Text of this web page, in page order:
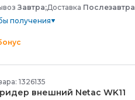
Завтра;Доставка Послезавтра
получения
1326135
ридер внешний Netac WK11